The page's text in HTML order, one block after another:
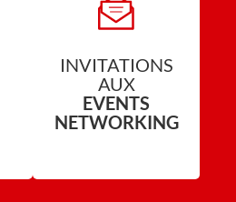
INVITATIONS
AUX
EVENTS
NETWORKING